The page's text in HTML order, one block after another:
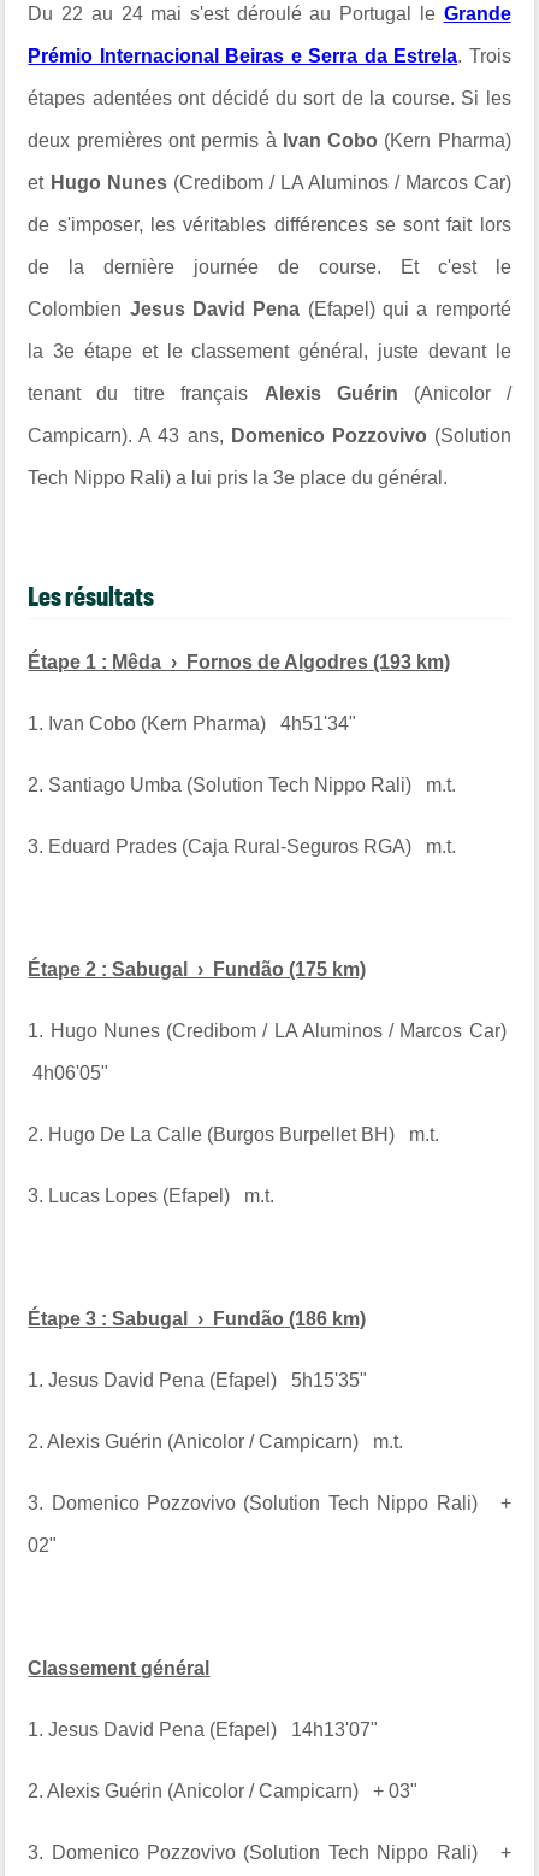
Du 22 au 24 mai s'est déroulé au Portugal le Grande
Prémio Internacional Beiras e Serra da Estrela. Trois
étapes adentées ont décidé du sort de la course. Si les
deux premières ont permis à Ivan Cobo (Kern Pharma)
et Hugo Nunes(Credibom / LA Aluminos / Marcos Car)
de s'imposer, les véritables différences se sont fait lors
de la dernière journée de course. Et c'est le
Colombien Jesus David Pena (Efapel) qui a remporté
la 3e étape et le classement général, juste devant le
tenant du titre français Alexis Guérin (Anicolor /
Campicarn). A 43 ans, Domenico Pozzovivo (Solution
Tech Nippo Rali) a lui pris la 3e place du général.
Les résultats
Étape 1 : Mêda › Fornos de Algodres (193 km)
1. Ivan Cobo (Kern Pharma) 4h51'34"
2. Santiago Umba (Solution Tech Nippo Rali) m.t.
3. Eduard Prades (Caja Rural-Seguros RGA) m.t.
Étape 2 :Sabugal › Fundão (175 km)
1. Hugo Nunes (Credibom / LA Aluminos / Marcos Car)
4h06'05"
2. Hugo De La Calle (Burgos Burpellet BH) m.t.
3. Lucas Lopes (Efapel) m.t.
Étape 3 :Sabugal › Fundão (186 km)
1. Jesus David Pena (Efapel) 5h15'35"
2. Alexis Guérin (Anicolor / Campicarn) m.t.
3. Domenico Pozzovivo (Solution Tech Nippo Rali) +
02"
Classement général
1. Jesus David Pena (Efapel) 14h13'07"
2. Alexis Guérin (Anicolor / Campicarn) + 03"
3. Domenico Pozzovivo (Solution Tech Nippo Rali) +